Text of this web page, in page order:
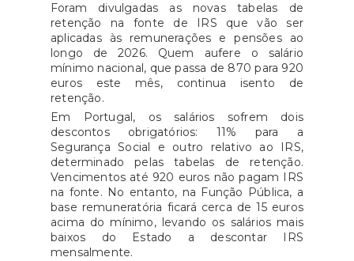
Foram divulgadas as novas tabelas de
retenção na fonte de IRS que vão ser
aplicadas às remunerações e pensões ao
longo de 2026. Quem aufere o salário
mínimo nacional, que passa de 870 para 920
euros este mês, continua isento de
retenção.
Em Portugal, os salários sofrem dois
descontos obrigatórios: 11% para a
Segurança Social e outro relativo ao IRS,
determinado pelas tabelas de retenção.
Vencimentos até 920 euros não pagam IRS
na fonte. No entanto, na Função Pública, a
base remuneratória ficará cerca de 15 euros
acima do mínimo, levando os salários mais
baixos do Estado a descontar IRS
mensalmente.